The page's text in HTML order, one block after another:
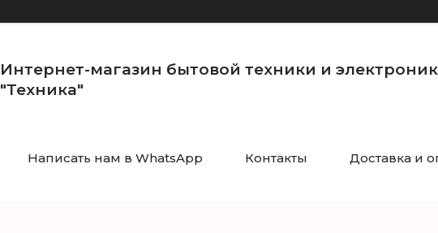
Интернет-магазин бытовой техники и
"Техника"
Написать нам в WhatsApp Контакты Доставка и